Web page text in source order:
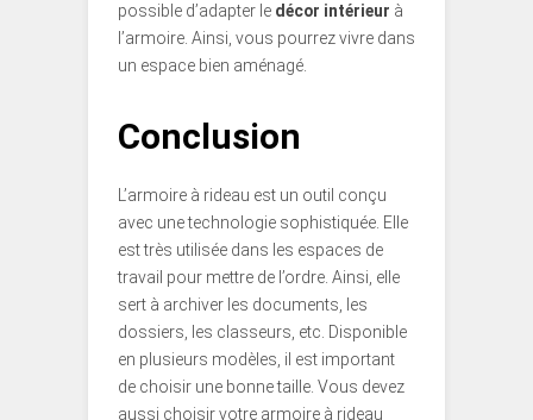
possible d’adapter le décor intérieur à
l’armoire. Ainsi, vous pourrez vivre dans
un espace bien aménagé.
Conclusion
L’armoire à rideau est un outil conçu
avec une technologie sophistiquée. Elle
est très utilisée dans les espaces de
travail pour mettre de l’ordre. Ainsi, elle
sert à archiver les documents, les
dossiers, les classeurs, etc. Disponible
en plusieurs modèles, il est important
de choisir une bonne taille. Vous devez
aussi choisir votre armoire à rideau